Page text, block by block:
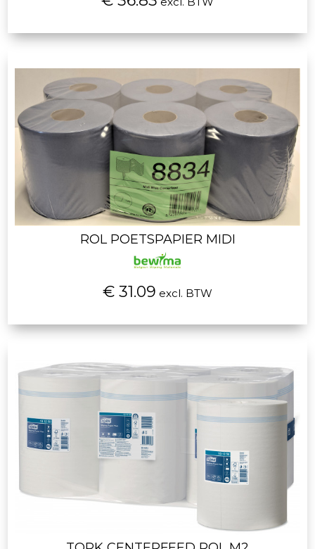
ROL POETSPAPIER MIDI
€ 31.09 excl. BTW